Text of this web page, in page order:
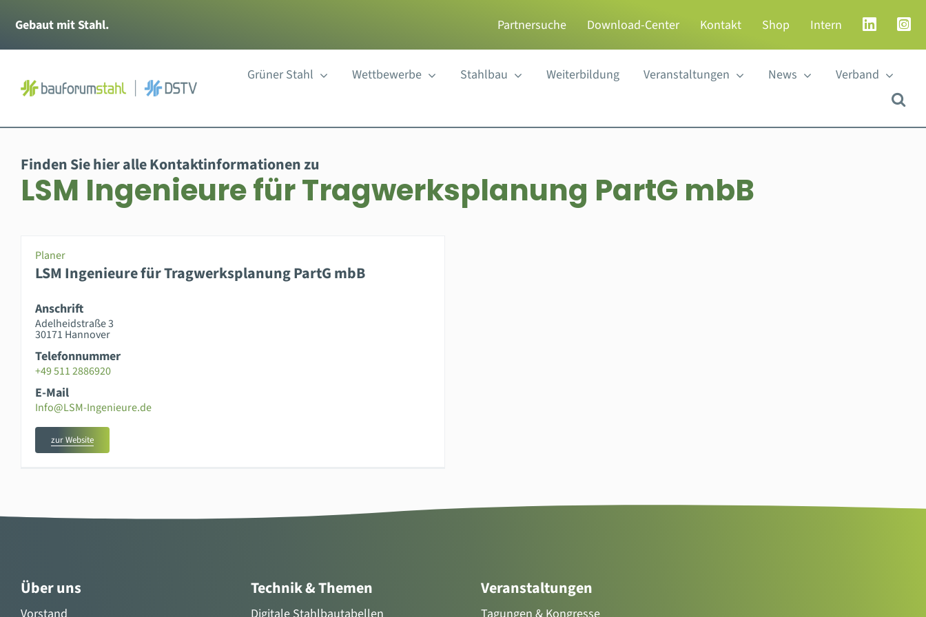
Inhalt
springen
Gebaut mit Stahl. Partnersuche Download-Center Kontakt Shop Intern
Grüner Stahl Wettbewerbe Stahlbau Weiterbildung Veranstaltungen News Verband
Finden Sie hier alle Kontaktinformationen zu
LSM Ingenieure für Tragwerksplanung PartG mbB
Planer
LSM Ingenieure für Tragwerksplanung PartG mbB
Anschrift
Adelheidstraße 3
30171 Hannover
Telefonnummer
+49 511 2886920
E-Mail
Info@LSM-Ingenieure.de
zur Website
Über uns Technik & Themen Veranstaltungen